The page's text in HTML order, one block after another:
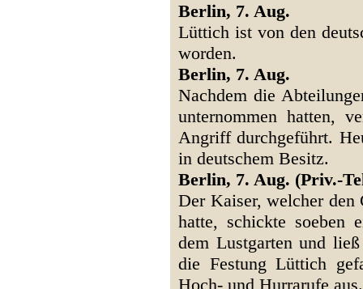
Berlin, 7. Aug.
Lüttich ist von den
worden.
Berlin, 7. Aug.
Nachdem die
unternommen hatten,
Angriff durchgeführt.
in deutschem Besitz.
Berlin, 7. Aug. (Priv.-
Der Kaiser, welcher den
hatte, schickte soeben
dem Lustgarten und
die Festung Lüttich
Hoch- und Hurrarufe aus.